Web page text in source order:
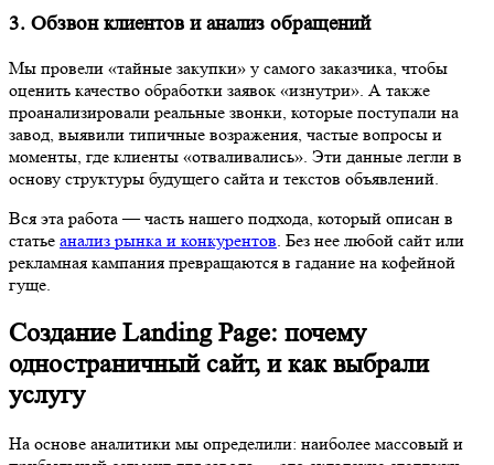
3. Обзвон клиентов и анализ обращений
Мы провели «тайные закупки» у самого заказчика, чтобы
оценить качество обработки заявок «изнутри». А также
проанализировали реальные звонки, которые поступали на
завод, выявили типичные возражения, частые вопросы и
моменты, где клиенты «отваливались». Эти данные легли в
основу структуры будущего сайта и текстов объявлений.
Вся эта работа — часть нашего подхода, который описан в
статье анализ рынка и конкурентов. Без нее любой сайт или
рекламная кампания превращаются в гадание на кофейной
гуще.
Создание Landing Page: почему
одностраничный сайт, и как выбрали
услугу
На основе аналитики мы определили: наиболее массовый и